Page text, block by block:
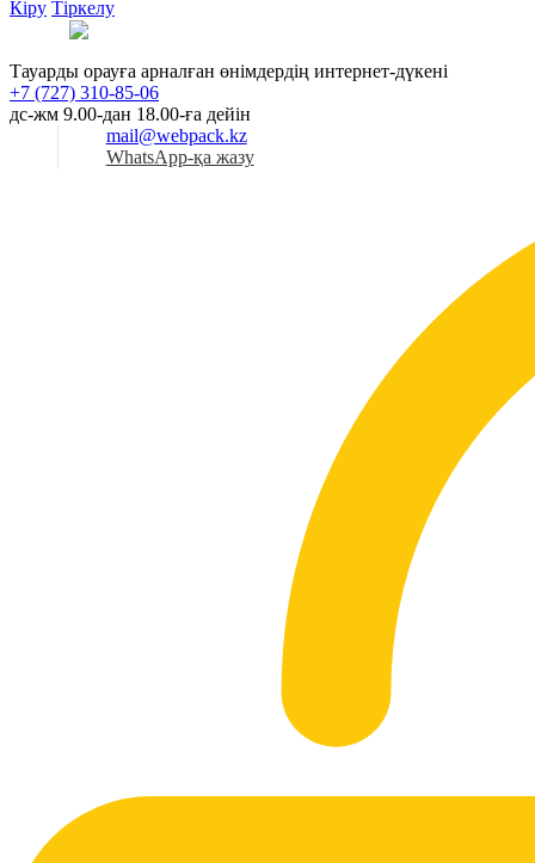
Кіру Тіркелу
Тауарды орауға арналған өнімдердің интернет-дүкені
+7 (727) 310-85-06
дс-жм 9.00-дан 18.00-ға дейін
mail@webpack.kz
WhatsApp-қа жазу